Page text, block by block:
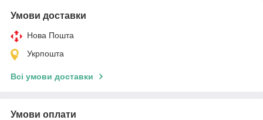
Умови доставки
Нова Пошта
Укрпошта
Всі умови доставки
Умови оплати